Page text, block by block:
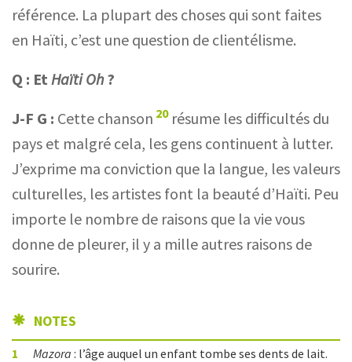
référence. La plupart des choses qui sont faites
en Haïti, c’est une question de clientélisme.
Q : Et Haïti Oh?
J-F G : Cette chanson 20résume les difficultés du
pays et malgré cela, les gens continuent à lutter.
J’exprime ma conviction que la langue, les valeurs
culturelles, les artistes font la beauté d’Haïti. Peu
importe le nombre de raisons que la vie vous
donne de pleurer, il y a mille autres raisons de
sourire.
NOTES
1 Mazora : l’âge auquel un enfant tombe ses dents de lait.